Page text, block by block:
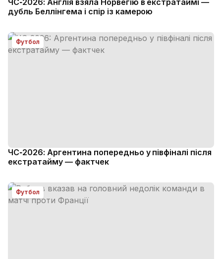
ЧС‑2026: Англія взяла Норвегію в екстратаймі —
дубль Беллінгема і спір із камерою
Футбол
ЧС‑2026: Аргентина попередньо у півфіналі після
екстратайму — фактчек
Футбол